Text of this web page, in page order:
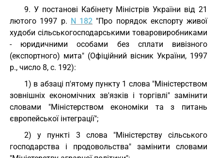
9. У постанові Кабінету Міністрів України від 21
лютого 1997 р. N 182 "Про порядок експорту живої
худоби сільськогосподарськими товаровиробниками
- юридичними особами без сплати вивізного
(експортного) мита" (Офіційний вісник України, 1997
р., число 8, с. 192):
1) в абзаці п'ятому пункту 1 слова "Міністерством
зовнішніх економічних зв'язків і торгівлі" замінити
словами "Міністерством економіки та з питань
європейської інтеграції";
2) у пункті 3 слова "Міністерству сільського
господарства і продовольства" замінити словами